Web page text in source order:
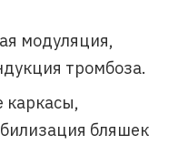
модуляция,
тромбоза.
каркасы,
бляшек